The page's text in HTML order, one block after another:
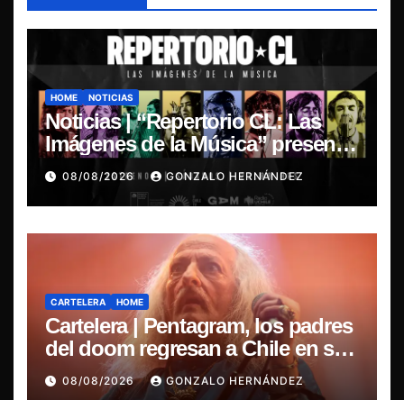
HOME NOTICIAS
Noticias | “Repertorio CL: Las
Imágenes de la Música” presenta
la esencia del nuevo sonido
nacional
08/08/2026 GONZALO HERNÁNDEZ
CARTELERA HOME
Cartelera | Pentagram, los padres
del doom regresan a Chile en su
última misa
08/08/2026 GONZALO HERNÁNDEZ